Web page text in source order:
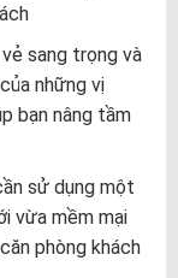
sang trọng và
những vị
bạn nâng tầm
sử dụng một
vừa mềm mại
phòng khách